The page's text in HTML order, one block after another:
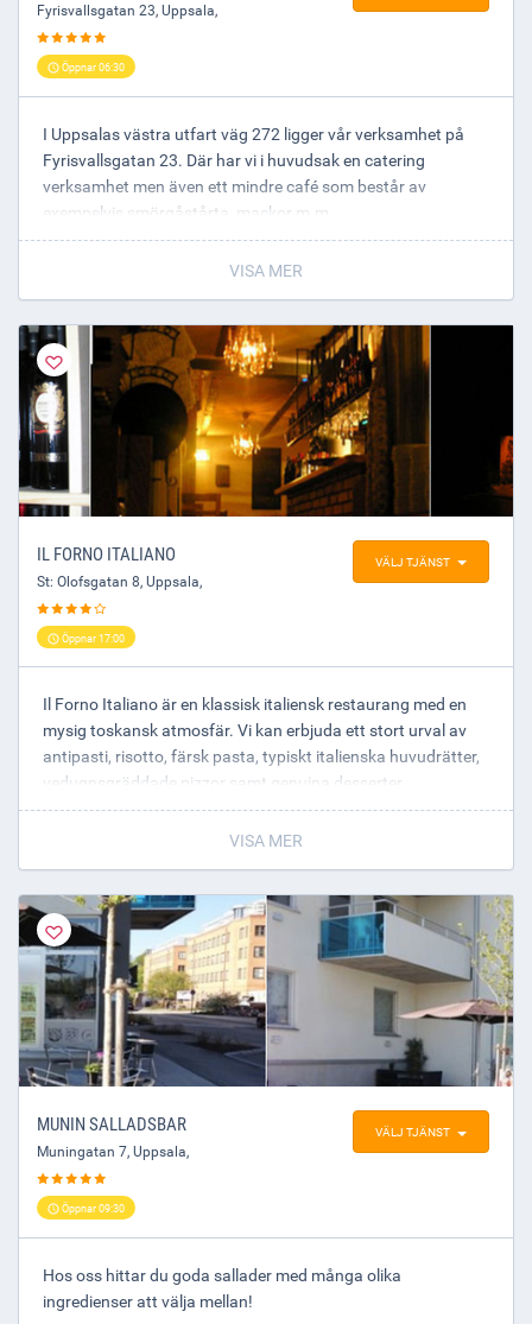
Fyrisvallsgatan 23, Uppsala,
Öppnar 06:30
I Uppsalas västra utfart väg 272 ligger vår verksamhet på
Fyrisvallsgatan 23. Där har vi i huvudsak en catering
verksamhet men även ett mindre café som består av
exempelvis smörgåstårta, mackor m.m
avhämtning! på telefon 018-525252
Under veckorna 28 till och med 32 har vi avvikande
öppettider men öppet för beställningar
VISA MER
VÄLJ TJÄNST
IL FORNO ITALIANO
St: Olofsgatan 8, Uppsala,
Öppnar 17:00
Il Forno Italiano är en klassisk italiensk restaurang med en
mysig toskansk atmosfär. Vi kan erbjuda ett stort urval av
antipasti, risotto, färsk pasta, typiskt italienska huvudrätter,
vedugnsgräddade pizzor samt genuina desserter.
Vårt vinförråd består av italienska kvalitetsviner med ett
Varmt välkommen!
VISA MER
VÄLJ TJÄNST
MUNIN SALLADSBAR
Muningatan 7, Uppsala,
Öppnar 09:30
Hos oss hittar du goda sallader med många olika
ingredienser att välja mellan!